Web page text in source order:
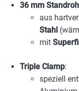
36 mm
aus
Stahl
mit
Triple Clamp:
speziell